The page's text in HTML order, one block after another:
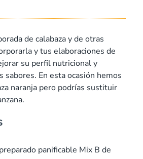
de calabaza y de otras
y tus elaboraciones de
su perfil nutricional y
sabores. En esta ocasión hemos
naranja pero podrías sustituir
panificable Mix B de